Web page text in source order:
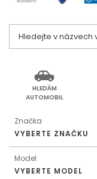
HLEDÁM
AUTOMOBIL
Značka
VYBERTE ZNAČKU
Model
VYBERTE MODEL